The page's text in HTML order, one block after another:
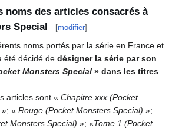
noms des articles consacrés à
Special
[modifier]
noms portés par la série en France et
été décidé de désigner la série par son
Monsters Special » dans les titres
articles sont « Chapitre xxx (Pocket
»; « Rouge (Pocket Monsters Special) »;
Monsters Special) »; «Tome 1 (Pocket